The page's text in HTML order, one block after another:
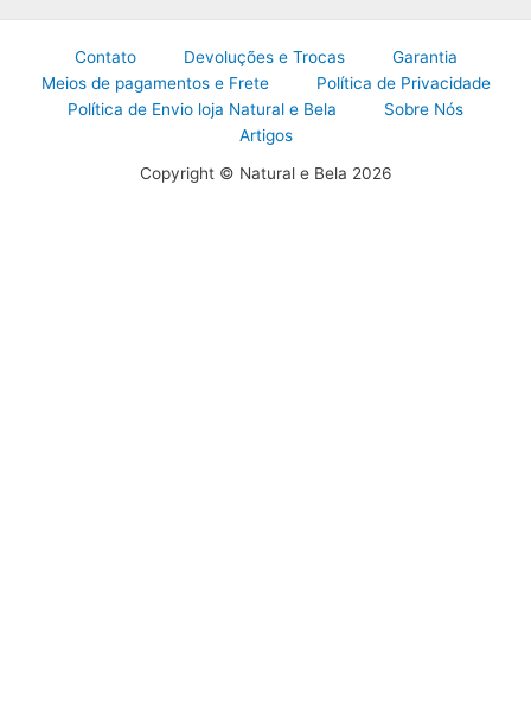
Contato Devoluções e Trocas
Garantia
Meios de pagamentos e Frete
Política de Privacidade
Política de Envio loja Natural e Bela
Sobre Nós
Artigos
Copyright © Natural e Bela 2026